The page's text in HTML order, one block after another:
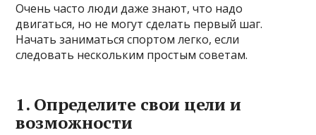
Очень часто люди даже знают, что надо
двигаться, но не могут сделать первый шаг.
Начать заниматься спортом легко, если
следовать нескольким простым советам.
1. Определите свои цели и
возможности